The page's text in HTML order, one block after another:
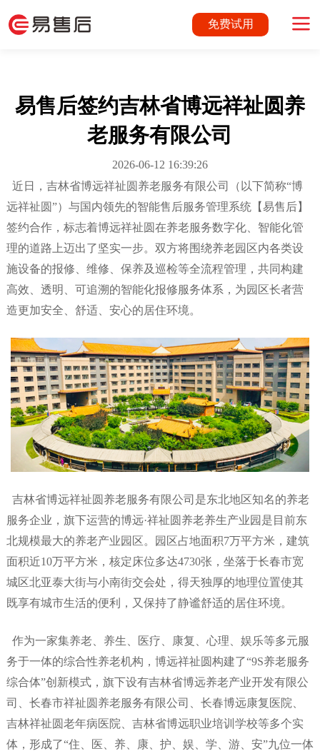
免费试用
易售后签约吉林省博远祥祉圆养
老服务有限公司
2026-06-12 16:39:26
近日，吉林省博远祥祉圆养老服务有限公司（以下简称“博
远祥祉圆”）与国内领先的智能售后服务管理系统【易售后】
签约合作，标志着博远祥祉圆在养老服务数字化、智能化管
理的道路上迈出了坚实一步。双方将围绕养老园区内各类设
施设备的报修、维修、保养及巡检等全流程管理，共同构建
高效、透明、可追溯的智能化报修服务体系，为园区长者营
造更加安全、舒适、安心的居住环境。
吉林省博远祥祉圆养老服务有限公司是东北地区知名的养老
服务企业，旗下运营的博远·祥祉圆养老养生产业园是目前东
北规模最大的养老产业园区。园区占地面积7万平方米，建筑
面积近10万平方米，核定床位多达4730张，坐落于长春市宽
城区北亚泰大街与小南街交会处，得天独厚的地理位置使其
既享有城市生活的便利，又保持了静谧舒适的居住环境。
作为一家集养老、养生、医疗、康复、心理、娱乐等多元服
务于一体的综合性养老机构，博远祥祉圆构建了“9S养老服务
综合体”创新模式，旗下设有吉林省博远养老产业开发有限公
司、长春市祥祉圆养老服务有限公司、长春博远康复医院、
吉林祥祉圆老年病医院、吉林省博远职业培训学校等多个实
体，形成了“住、医、养、康、护、娱、学、游、安”九位一体